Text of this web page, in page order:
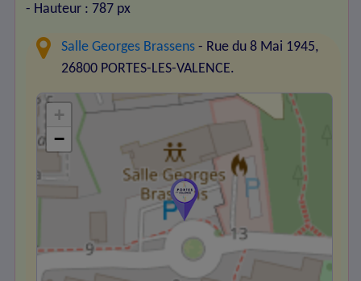
- Hauteur : 787 px
Salle Georges Brassens - Rue du 8 Mai 1945,
26800 PORTES-LES-VALENCE.
+
−